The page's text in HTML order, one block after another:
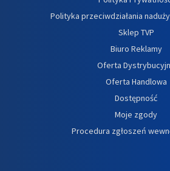
Polityka przeciwdziałania
Sklep TVP
Biuro Reklamy
Oferta
Oferta Handlowa
Dostępność
Moje zgody
Procedura zgłoszeń